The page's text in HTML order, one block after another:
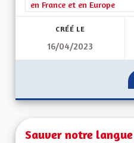
en France et en Europe
CRÉÉ LE
16/04/2023
Sauver notre